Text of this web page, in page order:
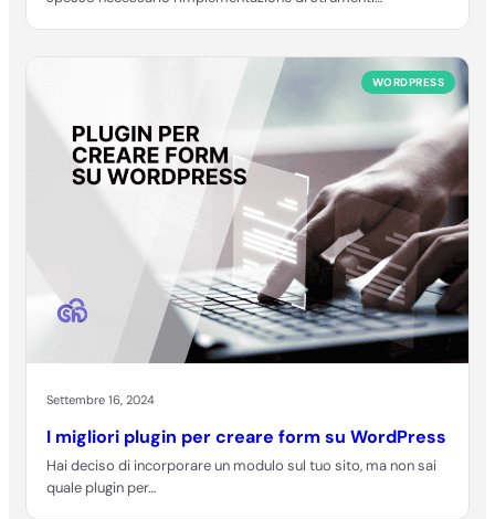
WORDPRESS
Settembre 16, 2024
I migliori plugin per creare form su WordPress
Hai deciso di incorporare un modulo sul tuo sito, ma non sai
quale plugin per…